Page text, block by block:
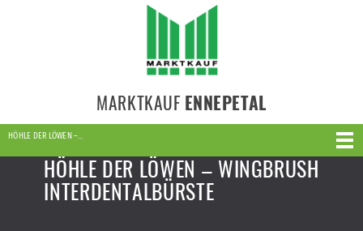
MARKTKAUF ENNEPETAL
HÖHLE DER LÖWEN –…
HÖHLE DER LÖWEN – WINGBRUSH
INTERDENTALBÜRSTE